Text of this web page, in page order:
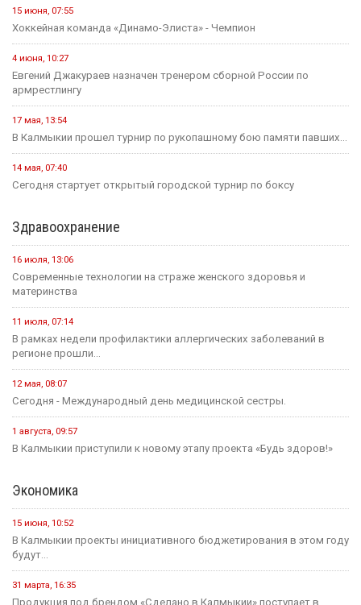
15 июня, 07:55
Хоккейная команда «Динамо-Элиста» - Чемпион
4 июня, 10:27
Евгений Джакураев назначен тренером сборной России по
армрестлингу
17 мая, 13:54
В Калмыкии прошел турнир по рукопашному бою памяти павших...
14 мая, 07:40
Сегодня стартует открытый городской турнир по боксу
Здравоохранение
16 июля, 13:06
Современные технологии на страже женского здоровья и
материнства
11 июля, 07:14
В рамках недели профилактики аллергических заболеваний в
регионе прошли...
12 мая, 08:07
Сегодня - Международный день медицинской сестры.
1 августа, 09:57
В Калмыкии приступили к новому этапу проекта «Будь здоров!»
Экономика
15 июня, 10:52
В Калмыкии проекты инициативного бюджетирования в этом году
будут...
31 марта, 16:35
Продукция под брендом «Сделано в Калмыкии» поступает в